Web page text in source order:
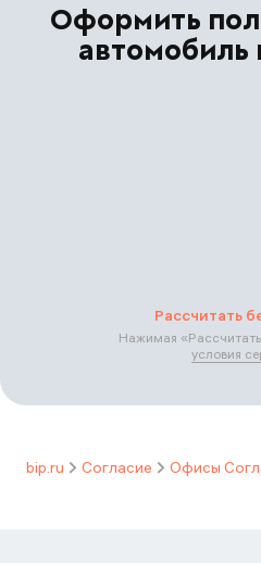
Оформить
автомобиль
Рассчитать
Нажимая «Рассчитать
условия
bip.ru Согласие Офисы